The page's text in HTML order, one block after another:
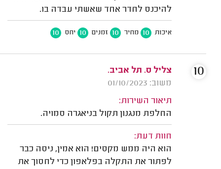
להיכנס לחדר אחד שאשתי עבדה בו.
איכות 10 מחיר 10 זמנים 10 יחס 10
צליל ס. תל אביב.
משוב: 01/10/2023
תיאור השירות:
החלפת מנגנון תקול בניאגרה סמויה.
חוות דעת:
הוא היה ממש מקסים! הוא אמין, ניסה כבר
לפתור את התקלה בפלאפון כדי לחסוך את
10